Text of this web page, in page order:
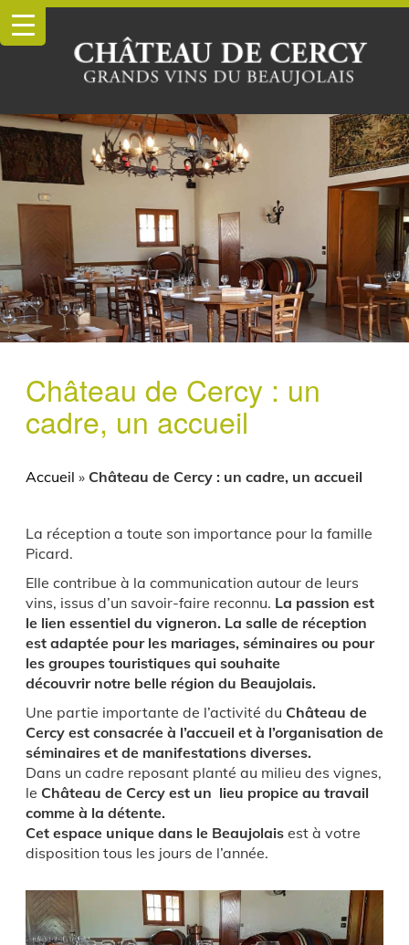
Château de Cercy : un
cadre, un accueil
Accueil » Château de Cercy : un cadre, un accueil
La réception a toute son importance pour la famille
Picard.
Elle contribue à la communication autour de leurs
vins, issus d’un savoir-faire reconnu. La passion est
le lien essentiel du vigneron. La salle de réception
est adaptée pour les mariages, séminaires ou pour
les groupes touristiques qui souhaite
découvrir notre belle région du Beaujolais.
Une partie importante de l’activité du Château de
Cercy est consacrée à l’accueil et à l’organisation de
séminaires et de manifestations diverses.
Dans un cadre reposant planté au milieu des vignes,
le Château de Cercy est un lieu propice au travail
comme à la détente.
Cet espace unique dans le Beaujolais est à votre
disposition tous les jours de l’année.